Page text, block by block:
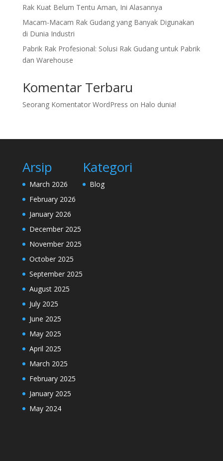
Rak Kuat Belum Tentu Aman, Ini Alasannya
Macam-Macam Rak Gudang yang Banyak Digunakan
di Dunia Industri
Pabrik Rak Profesional: Solusi Rak Gudang untuk Pabrik
dan Warehouse
Komentar Terbaru
Seorang Komentator WordPress on Halo dunia!
Arsip
March 2026
February 2026
January 2026
December 2025
November 2025
October 2025
September 2025
August 2025
July 2025
June 2025
May 2025
April 2025
March 2025
February 2025
January 2025
May 2024
Kategori
Blog